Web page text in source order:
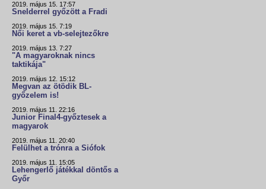
2019. május 15. 17:57
Snelderrel győzött a Fradi
2019. május 15. 7:19
Női keret a vb-selejtezőkre
2019. május 13. 7:27
"A magyaroknak nincs
taktikája"
2019. május 12. 15:12
Megvan az ötödik BL-
győzelem is!
2019. május 11. 22:16
Junior Final4-győztesek a
magyarok
2019. május 11. 20:40
Felülhet a trónra a Siófok
2019. május 11. 15:05
Lehengerlő játékkal döntős a
Győr